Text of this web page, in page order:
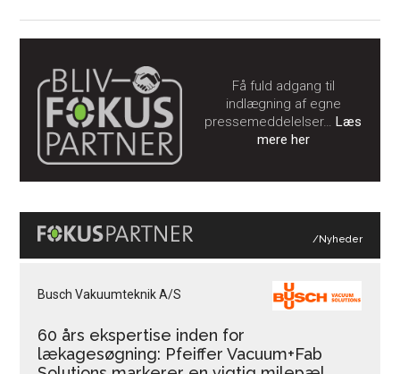
Få fuld adgang til
indlægning af egne
pressemeddelelser…Læs
mere her
/Nyheder
Busch Vakuumteknik A/S
60 års ekspertise inden for
lækagesøgning: Pfeiffer Vacuum+Fab